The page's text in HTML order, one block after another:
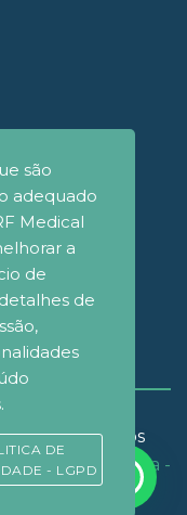
- Todos os
por
D&M Agência -
.
são
adequado
Medical
a
de
de
DE
- LGPD